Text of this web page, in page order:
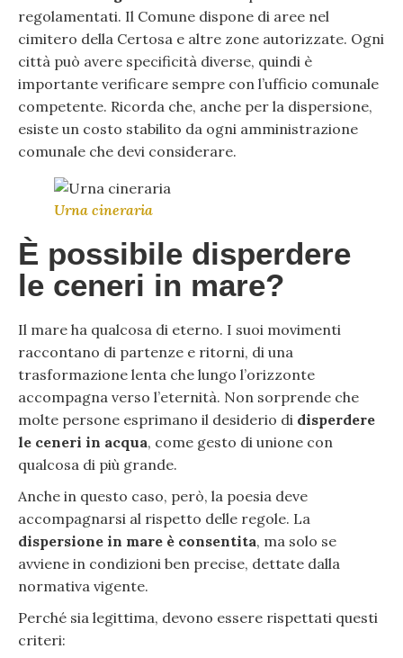
regolamentati. Il Comune dispone di aree nel
cimitero della Certosa e altre zone autorizzate. Ogni
città può avere specificità diverse, quindi è
importante verificare sempre con l’ufficio comunale
competente. Ricorda che, anche per la dispersione,
esiste un costo stabilito da ogni amministrazione
comunale che devi considerare.
Urna cineraria
È possibile disperdere
le ceneri in mare?
Il mare ha qualcosa di eterno. I suoi movimenti
raccontano di partenze e ritorni, di una
trasformazione lenta che lungo l’orizzonte
accompagna verso l’eternità. Non sorprende che
molte persone esprimano il desiderio di disperdere
le ceneri in acqua, come gesto di unione con
qualcosa di più grande.
Anche in questo caso, però, la poesia deve
accompagnarsi al rispetto delle regole. La
dispersione in mare è consentita, ma solo se
avviene in condizioni ben precise, dettate dalla
normativa vigente.
Perché sia legittima, devono essere rispettati questi
criteri: